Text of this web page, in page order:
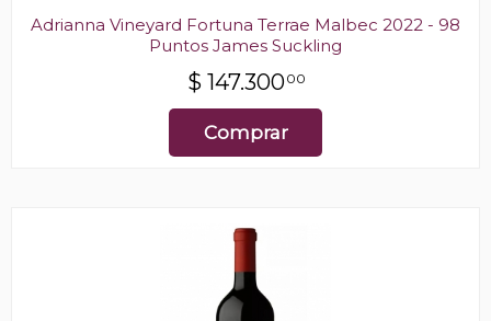
Adrianna Vineyard Fortuna Terrae Malbec 2022 - 98
Puntos James Suckling
$ 147.30000
Comprar